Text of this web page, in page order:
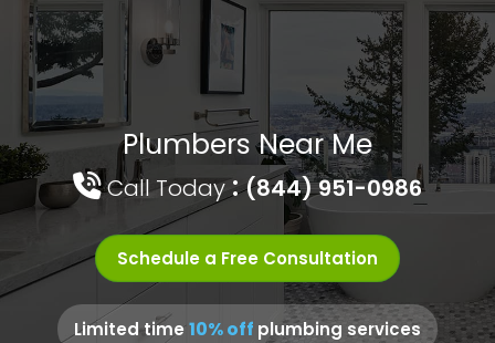
Plumbers Near Me
Call Today:(844) 951-0986
Schedule a Free Consultation
Limited time10% off plumbing services